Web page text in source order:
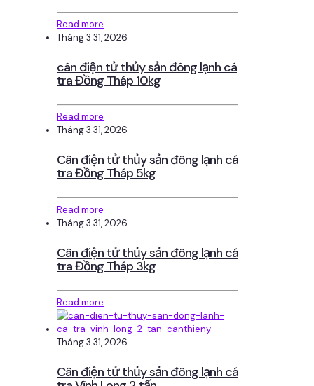
Read more
Tháng 3 31, 2026
cân điện tử thủy sản đông lạnh cá
tra Đồng Tháp 10kg
Read more
Tháng 3 31, 2026
Cân điện tử thủy sản đông lạnh cá
tra Đồng Tháp 5kg
Read more
Tháng 3 31, 2026
Cân điện tử thủy sản đông lạnh cá
tra Đồng Tháp 3kg
Read more
Tháng 3 31, 2026
Cân điện tử thủy sản đông lạnh cá